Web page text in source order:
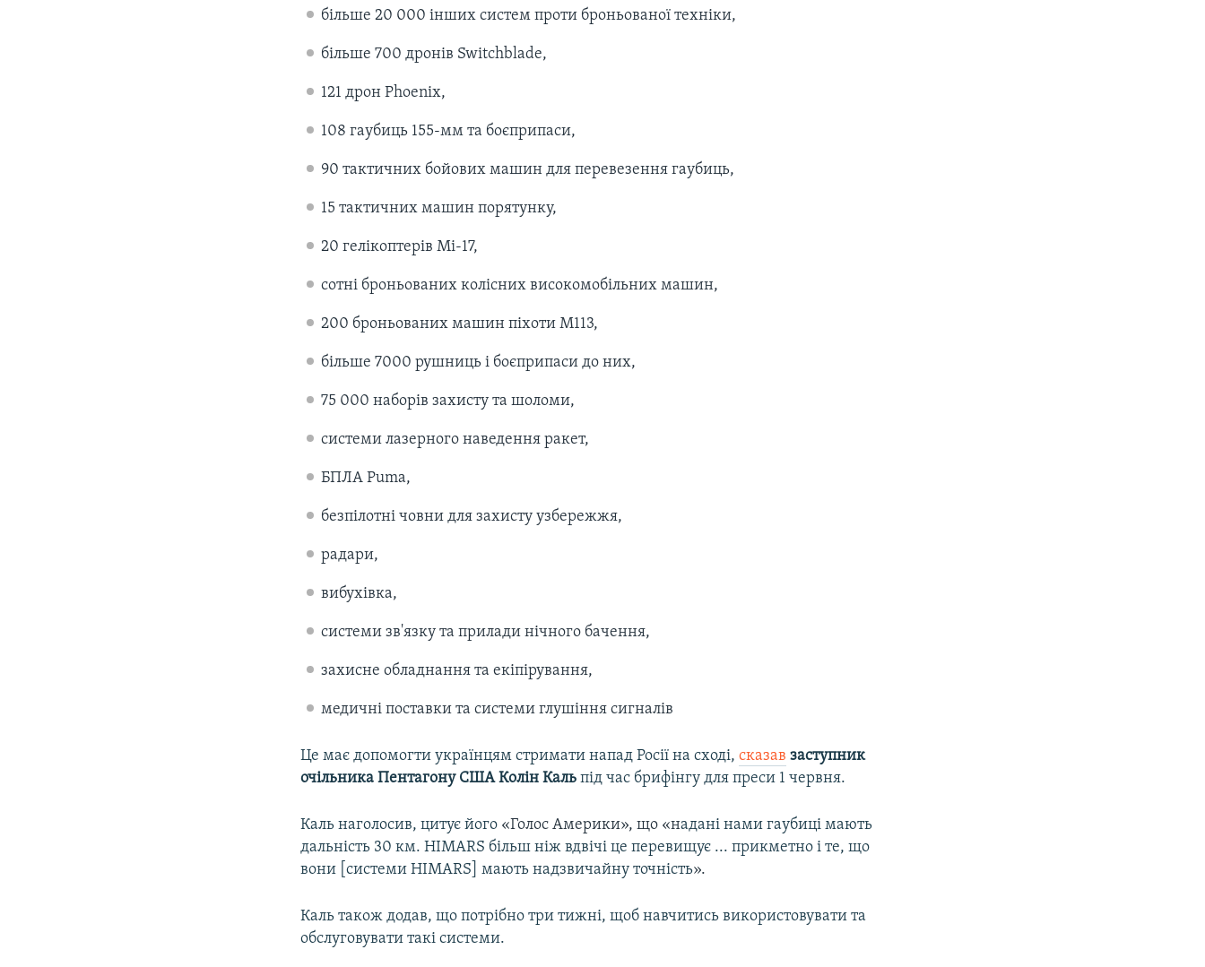
більше 20 000 інших систем проти броньованої техніки,
більше 700 дронів Switchblade,
121 дрон Phoenix,
108 гаубиць 155-мм та боєприпаси,
90 тактичних бойових машин для перевезення гаубиць,
15 тактичних машин порятунку,
20 гелікоптерів Мі-17,
сотні броньованих колісних високомобільних машин,
200 броньованих машин піхоти М113,
більше 7000 рушниць і боєприпаси до них,
75 000 наборів захисту та шоломи,
системи лазерного наведення ракет,
БПЛА Puma,
безпілотні човни для захисту узбережжя,
радари,
вибухівка,
системи зв'язку та прилади нічного бачення,
захисне обладнання та екіпірування,
медичні поставки та системи глушіння сигналів
Це має допомогти українцям стримати напад Росії на сході,сказав заступник
очільника Пентагону США Колін Каль під час брифінгу для преси 1 червня.
Каль наголосив, цитує його «Голос Америки», що «надані нами гаубиці мають
дальність 30 км. HIMARS більш ніж вдвічі це перевищує ... прикметно і те, що
вони [системи HIMARS] мають надзвичайну точність».
Каль також додав, що потрібно три тижні, щоб навчитись використовувати та
обслуговувати такі системи.